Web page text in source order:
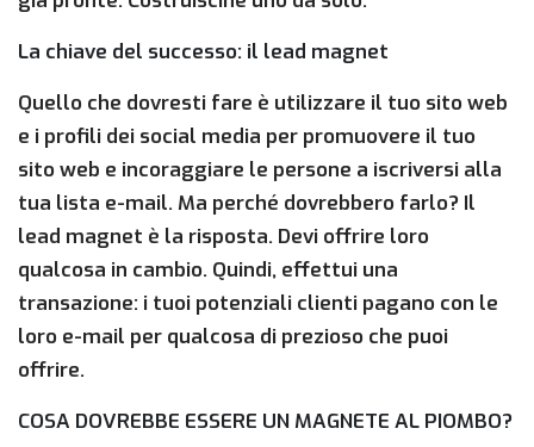
La chiave del successo: il lead magnet
Quello che dovresti fare è utilizzare il tuo sito web
e i profili dei social media per promuovere il tuo
sito web e incoraggiare le persone a iscriversi alla
tua lista e-mail. Ma perché dovrebbero farlo? Il
lead magnet è la risposta. Devi offrire loro
qualcosa in cambio. Quindi, effettui una
transazione: i tuoi potenziali clienti pagano con le
loro e-mail per qualcosa di prezioso che puoi
offrire.
COSA DOVREBBE ESSERE UN MAGNETE AL PIOMBO?